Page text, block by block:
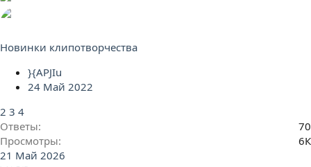
Новинки клипотворчества
}{APJIu
24 Май 2022
2 3 4
Ответы
70
Просмотры
6К
21 Май 2026